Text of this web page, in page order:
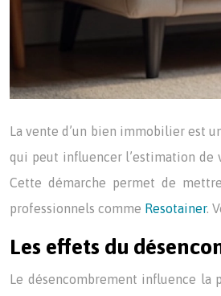
La vente d’un bien immobilier est
qui peut influencer l’estimation de
Cette démarche permet de
professionnels comme Resotainer.
Les effets du
Le désencombrement influence la